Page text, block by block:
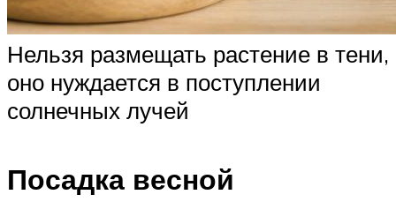
Нельзя размещать растение в тени,
оно нуждается в поступлении
солнечных лучей
Посадка весной